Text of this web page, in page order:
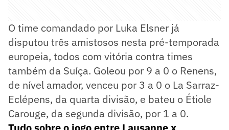
O time comandado por Luka Elsner já
disputou três amistosos nesta pré-temporada
europeia, todos com vitória contra times
também da Suíça. Goleou por 9 a 0 o Renens,
de nível amador, venceu por 3 a 0 o La Sarraz-
Eclépens, da quarta divisão, e bateu o Étiole
Carouge, da segunda divisão, por 1 a 0.